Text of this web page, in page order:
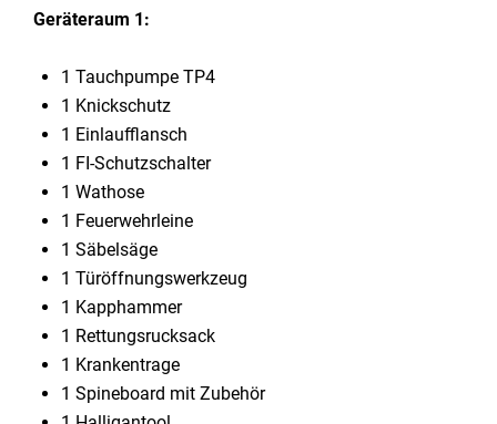
Geräteraum 1:
1 Tauchpumpe TP4
1 Knickschutz
1 Einlaufflansch
1 FI-Schutzschalter
1 Wathose
1 Feuerwehrleine
1 Säbelsäge
1 Türöffnungswerkzeug
1 Kapphammer
1 Rettungsrucksack
1 Krankentrage
1 Spineboard mit Zubehör